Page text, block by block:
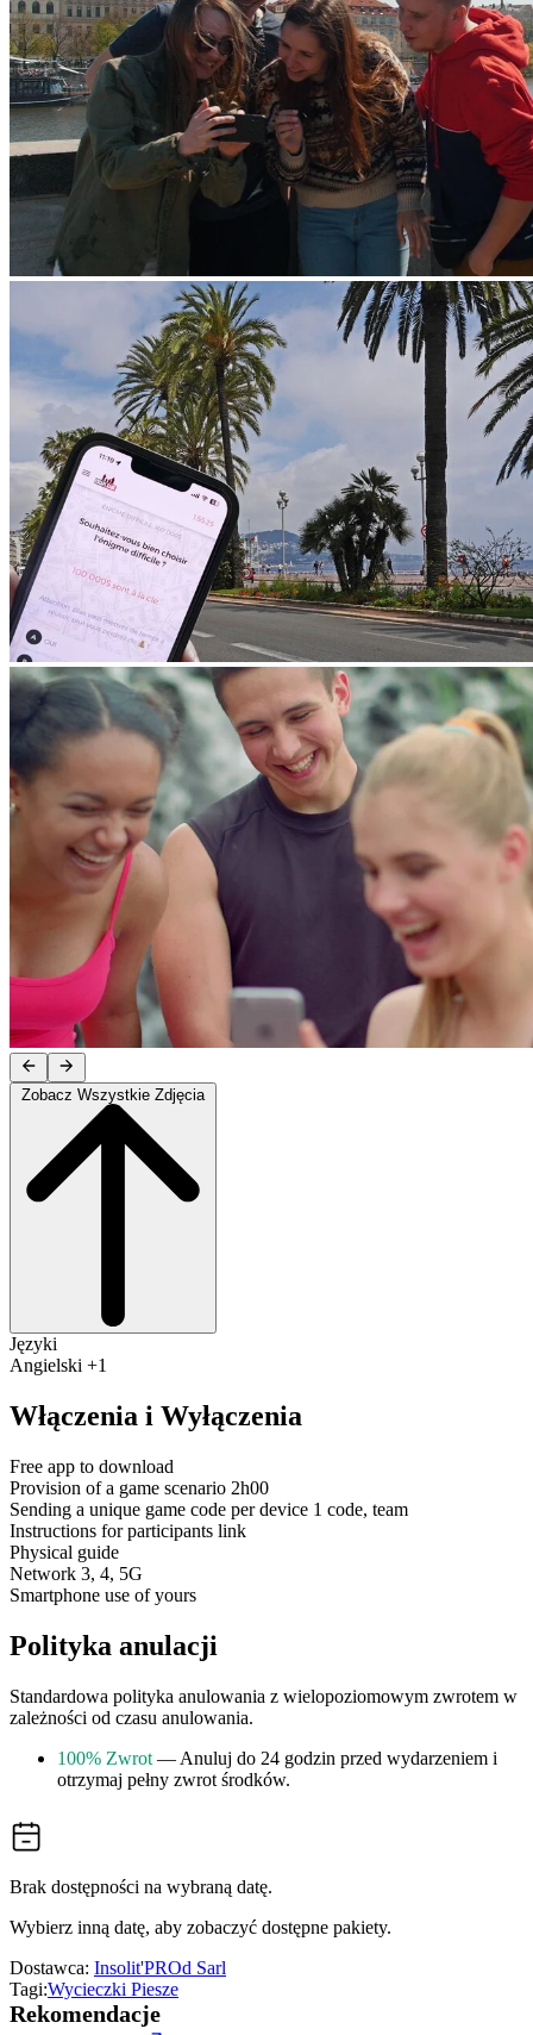
Języki
Angielski +1
Włączenia i Wyłączenia
Free app to download
Provision of a game scenario 2h00
Sending a unique game code per device 1 code, team
Instructions for participants link
Physical guide
Network 3, 4, 5G
Smartphone use of yours
Polityka anulacji
Standardowa polityka anulowania z wielopoziomowym zwrotem w
zależności od czasu anulowania.
100% Zwrot — Anuluj do 24 godzin przed wydarzeniem i
otrzymaj pełny zwrot środków.
Brak dostępności na wybraną datę.
Wybierz inną datę, aby zobaczyć dostępne pakiety.
Dostawca: Insolit'PROd Sarl
Tagi:Wycieczki Piesze
Rekomendacje